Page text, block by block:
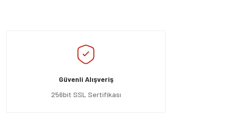
Ürün resmi kalitesiz, bozuk veya görüntülenemiyor.
Ürün açıklamasında eksik bilgiler bulunuyor.
Ürün bilgilerinde hatalar bulunuyor.
Ürün fiyatı diğer sitelerden daha pahalı.
Güvenli Alışveriş
256bit SSL Sertifikası